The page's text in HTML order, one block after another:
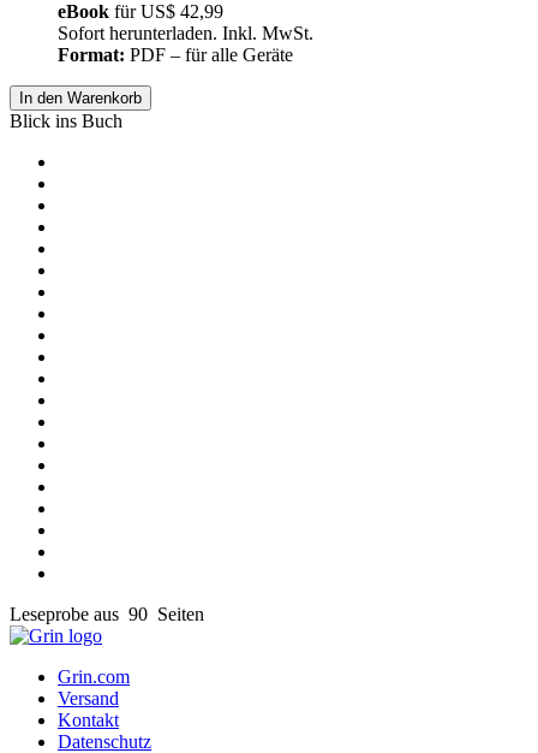
eBook fürUS$ 42,99
Sofort herunterladen. Inkl. MwSt.
Format: PDF – für alle Geräte
In den Warenkorb
Blick ins Buch
Leseprobe aus 90 Seiten
Grin.com
Versand
Kontakt
Datenschutz